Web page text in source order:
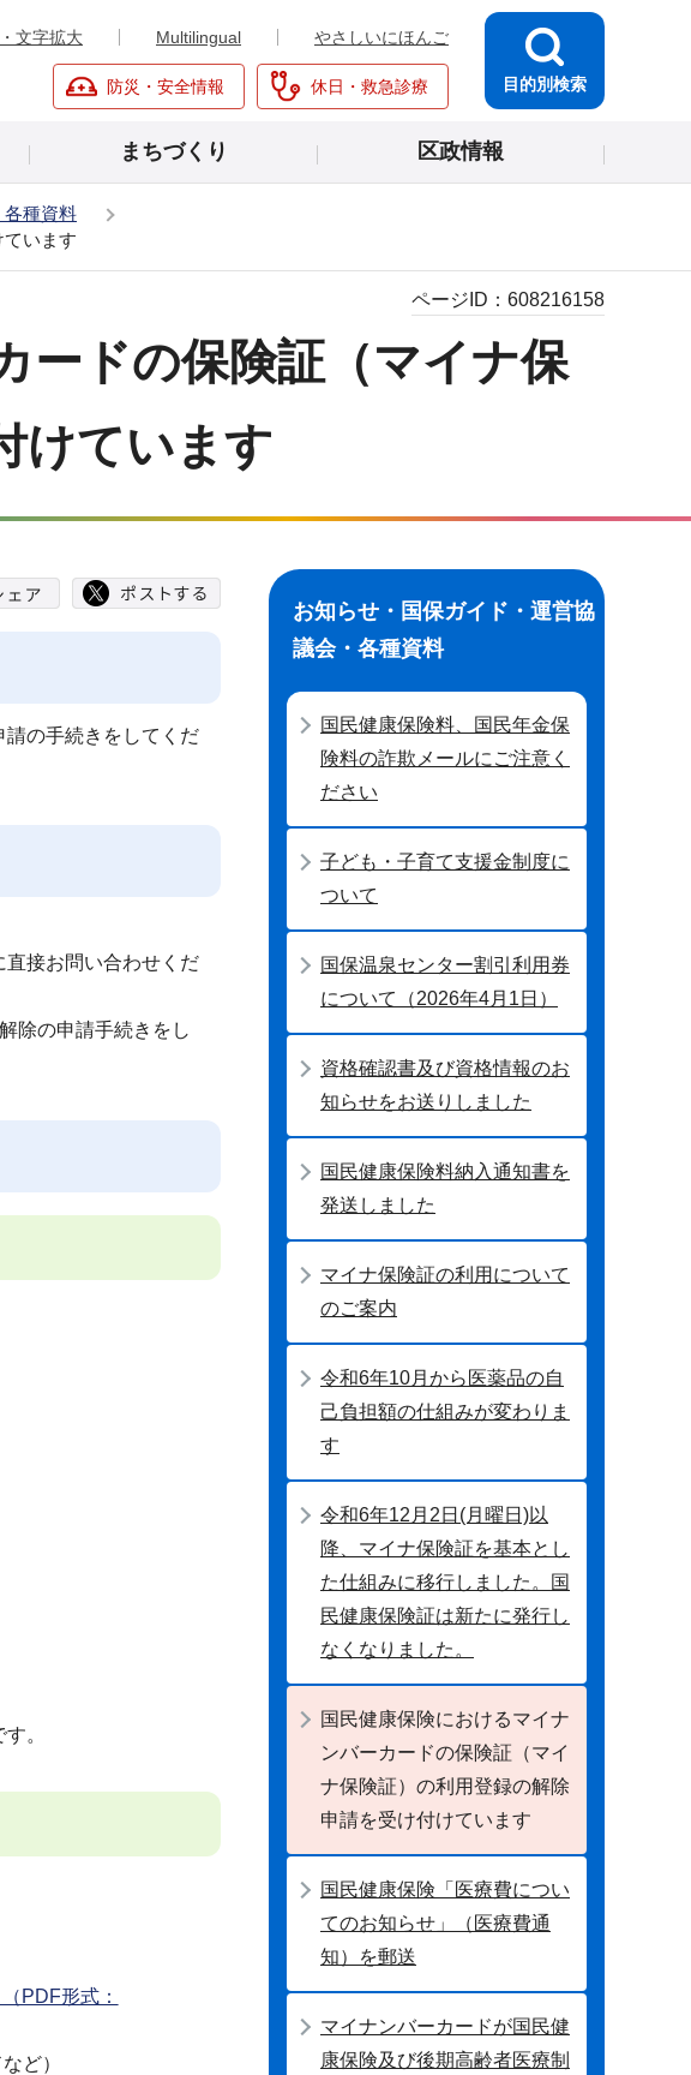
文字拡大 Multilingual やさしいにほんご
防災・安全情報 休日・救急診療 目的別検索
まちづくり 区政情報
各種資料
います
ードの保険証（マイナ保
けています
ページID： 608216158
の手続きをしてくだ
接お問い合わせくだ
除の申請手続きをし
。
PDF形式：
ど）
お知らせ・国保ガイド・運営協
議会・各種資料
国民健康保険料、国民年金保
険料の詐欺メールにご注意く
ださい
子ども・子育て支援金制度に
ついて
国保温泉センター割引利用券
について（2026年4月1日）
資格確認書及び資格情報のお
知らせをお送りしました
国民健康保険料納入通知書を
発送しました
マイナ保険証の利用について
のご案内
令和6年10月から医薬品の自
己負担額の仕組みが変わりま
す
令和6年12月2日(月曜日)以
降、マイナ保険証を基本とし
た仕組みに移行しました。国
民健康保険証は新たに発行し
なくなりました。
国民健康保険におけるマイナ
ンバーカードの保険証（マイ
ナ保険証）の利用登録の解除
申請を受け付けています
国民健康保険「医療費につい
てのお知らせ」（医療費通
知）を郵送
マイナンバーカードが国民健
康保険及び後期高齢者医療制